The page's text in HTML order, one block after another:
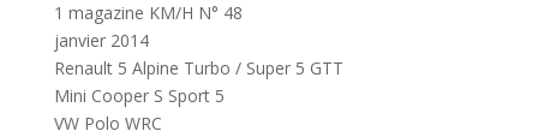
1 magazine KM/H N° 48
janvier 2014
Renault 5 Alpine Turbo / Super 5 GTT
Mini Cooper S Sport 5
VW Polo WRC